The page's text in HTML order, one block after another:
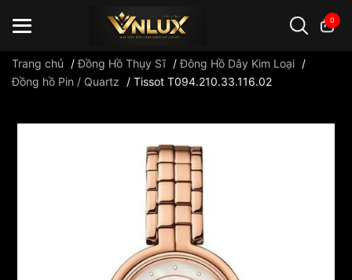
0
Trang chủ /Đồng Hồ Thụy Sĩ /Đông Hồ Dây Kim Loại /
Đồng hồ Pin / Quartz
/ Tissot T094.210.33.116.02